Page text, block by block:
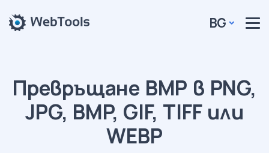
BG
Превръщане BMP в PNG,
JPG, BMP, GIF, TIFF или
WEBP